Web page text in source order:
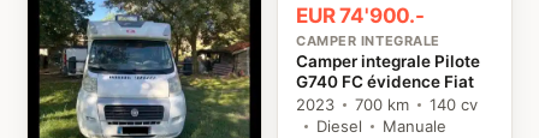
EUR 74'900.-
CAMPER INTEGRALE
Camper integrale Pilote
G740 FC évidence Fiat
2023
700 km
140 cv
Diesel
Manuale